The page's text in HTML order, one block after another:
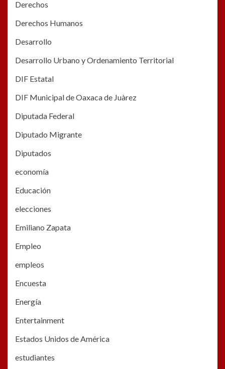
Derechos
Derechos Humanos
Desarrollo
Desarrollo Urbano y Ordenamiento Territorial
DIF Estatal
DIF Municipal de Oaxaca de Juàrez
Diputada Federal
Diputado Migrante
Diputados
economía
Educación
elecciones
Emiliano Zapata
Empleo
empleos
Encuesta
Energía
Entertainment
Estados Unidos de América
estudiantes